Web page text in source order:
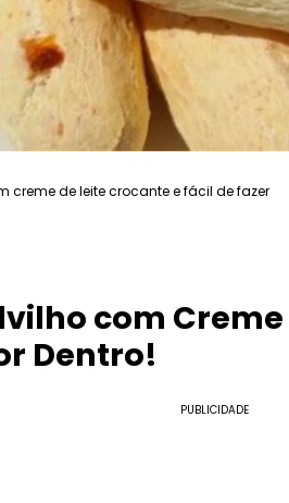
creme de leite crocante e fácil de fazer
com
Dentro!
PUBLICIDADE